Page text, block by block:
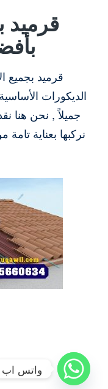
قرميد
قرميد بجميع
الديكورات
جميلاً , نحن هنا
نركبها بعناية
واتس اب